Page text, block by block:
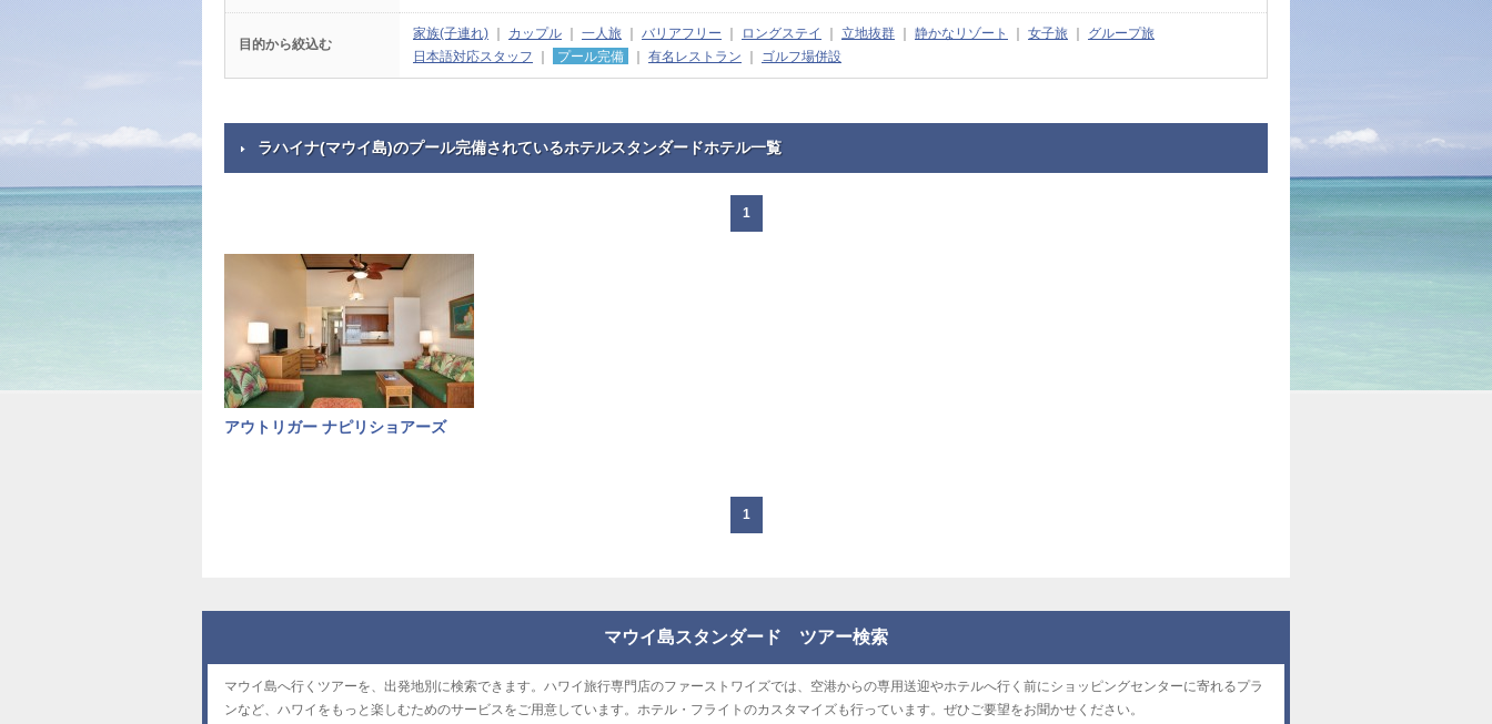
目的から絞込む
家族(子連れ) カップル 一人旅 バリアフリー ロングステイ 立地抜群 静かなリゾート 女子旅
グループ旅
日本語対応スタッフ
プール完備 有名レストラン ゴルフ場併設
ラハイナ(マウイ島)のプール完備されているホテルスタンダードホテル一覧
1
アウトリガー ナピリショアーズ
1
マウイ島スタンダード ツアー検索
マウイ島へ行くツアーを、出発地別に検索できます。ハワイ旅行専門店のファーストワイズでは、空港からの専用送迎やホテルへ行く前にショッピングセンターに寄れるプラ
ンなど、ハワイをもっと楽しむためのサービスをご用意しています。ホテル・フライトのカスタマイズも行っています。ぜひご要望をお聞かせください。